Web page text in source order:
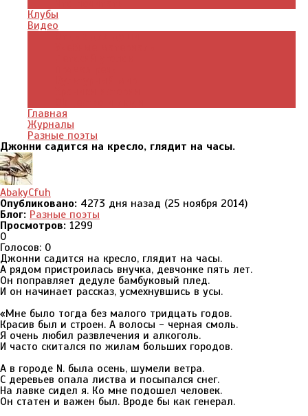
Клубы
Видео
Главная
Журналы
Разные поэты
Джонни садится на кресло, глядит на часы.
AbakyCfuh
Опубликовано: 4273 дня назад (25 ноября 2014)
Блог: Разные поэты
Просмотров: 1299
0
Голосов: 0
Джонни садится на кресло, глядит на часы.
А рядом пристроилась внучка, девчонке пять лет.
Он поправляет дедуле бамбуковый плед.
И он начинает рассказ, усмехнувшись в усы.
«Мне было тогда без малого тридцать годов.
Красив был и строен. А волосы - черная смоль.
Я очень любил развлечения и алкоголь.
И часто скитался по жилам больших городов.
А в городе N. была осень, шумели ветра.
С деревьев опала листва и посыпался снег.
На лавке сидел я. Ко мне подошел человек.
Он статен и важен был. Вроде бы как генерал.